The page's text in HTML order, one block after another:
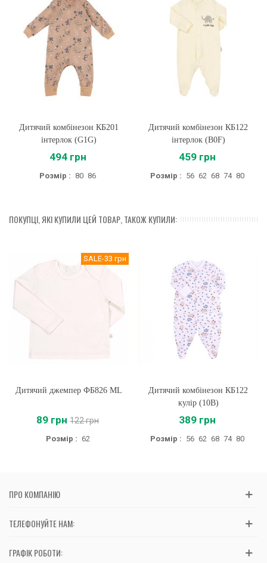
Дитячий комбінезон КБ201
інтерлок (G1G)
494 грн
Розмір : 80 86
Дитячий комбінезон КБ122
інтерлок (B0F)
459 грн
Розмір : 56 62 68 74 80
ПОКУПЦІ, ЯКІ КУПИЛИ ЦЕЙ ТОВАР, ТАКОЖ КУПИЛИ:
SALE-33 грн
Дитячий джемпер ФБ826 ML
89 грн 122 грн
Розмір : 62
Дитячий комбінезон КБ122
кулір (10B)
389 грн
Розмір : 56 62 68 74 80
ПРО КОМПАНІЮ
ТЕЛЕФОНУЙТЕ НАМ:
ГРАФІК РОБОТИ: